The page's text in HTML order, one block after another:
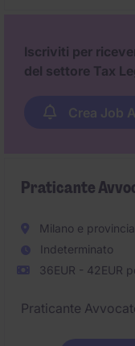
Iscriviti per
del settore Tax
Crea Job
Praticante
Milano e provincia
Indeterminato
36EUR - 42EUR
Praticante